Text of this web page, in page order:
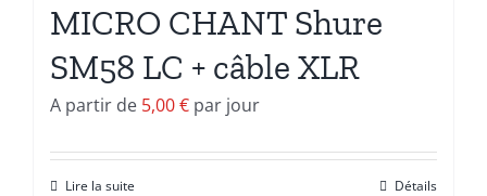
MICRO CHANT Shure
SM58 LC + câble XLR
A partir de 5,00€ par jour
Lire la suite Détails